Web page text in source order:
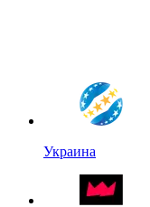
Украина